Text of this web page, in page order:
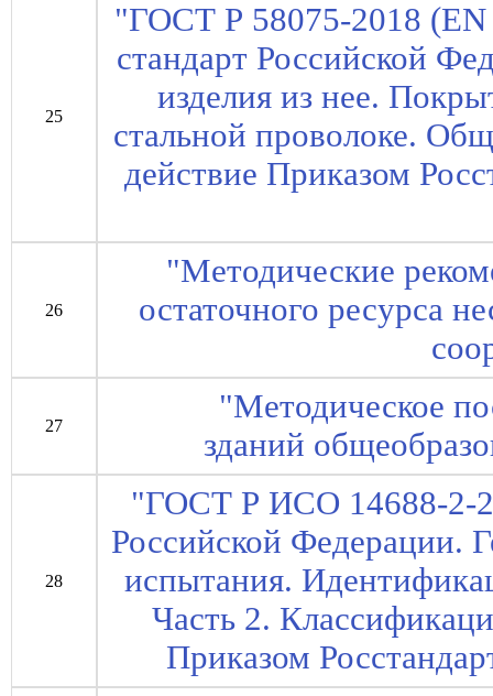
25
"ГОСТ Р 58075-2018
стандарт Российской
изделия из нее.
стальной проволоке.
действие Приказом
26
"Методические
остаточного ресурса
27
"Методическое
зданий
28
"ГОСТ Р ИСО 14688-2-
Российской Федерации.
испытания.
Часть 2.
Приказом